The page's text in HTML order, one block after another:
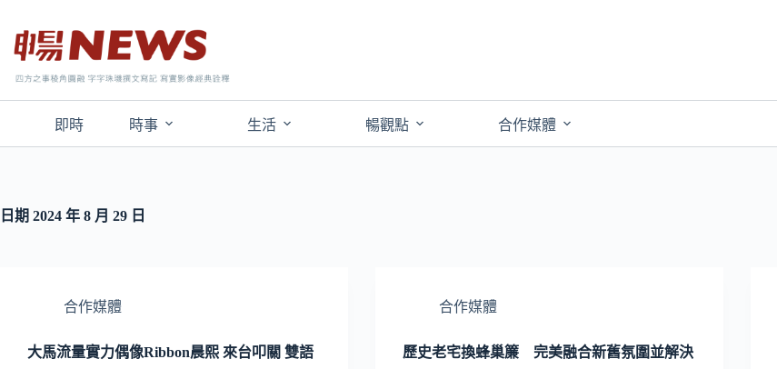
即時 時事 生活 暢觀點 合作媒體
日期 2024 年 8 月 29 日
合作媒體
大馬流量實力偶像Ribbon晨熙 來台叩關 雙語
合作媒體
歷史老宅換蜂巢簾 完美融合新舊氛圍並解決